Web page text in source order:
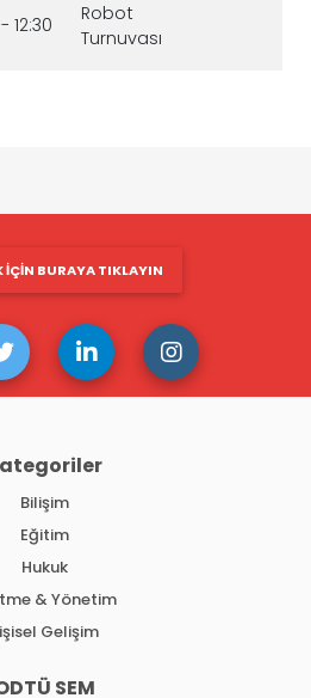
12:30
Robot
Turnuvası
IÇIN BURAYA TIKLAYIN
Bilişim
Eğitim
Hukuk
& Yönetim
Gelişim
SEM